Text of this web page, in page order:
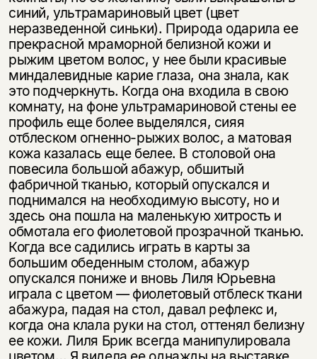
синий, ультрамариновый цвет (цвет
неразведенной синьки). Природа одарила ее
прекрасной мраморной белизной кожи и
рыжим цветом волос, у нее были красивые
миндалевидные карие глаза, она знала, как
это подчеркнуть. Когда она входила в свою
комнату, на фоне ультрамариновой стены ее
профиль еще более выделялся, сияя
отблеском огненно-рыжих волос, а матовая
кожа казалась еще белее. В столовой она
повесила большой абажур, обшитый
фабричной тканью, который опускался и
поднимался на необходимую высоту, но и
здесь она пошла на маленькую хитрость и
обмотала его фиолетовой прозрачной тканью.
Когда все садились играть в карты за
большим обеденным столом, абажур
опускался пониже и вновь Лиля Юрьевна
играла с цветом — фиолетовый отблеск ткани
абажура, падая на стол, давал рефлекс и,
когда она клала руки на стол, оттенял белизну
ее кожи. Лиля Брик всегда манипулировала